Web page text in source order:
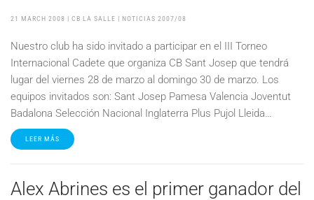
21 MARCH 2008 | CB LA SALLE | NOTICIAS 2007/08
Nuestro club ha sido invitado a participar en el III Torneo
Internacional Cadete que organiza CB Sant Josep que tendrá
lugar del viernes 28 de marzo al domingo 30 de marzo. Los
equipos invitados son: Sant Josep Pamesa Valencia Joventut
Badalona Selección Nacional Inglaterra Plus Pujol Lleida…
LEER MÁS
Alex Abrines es el primer ganador del